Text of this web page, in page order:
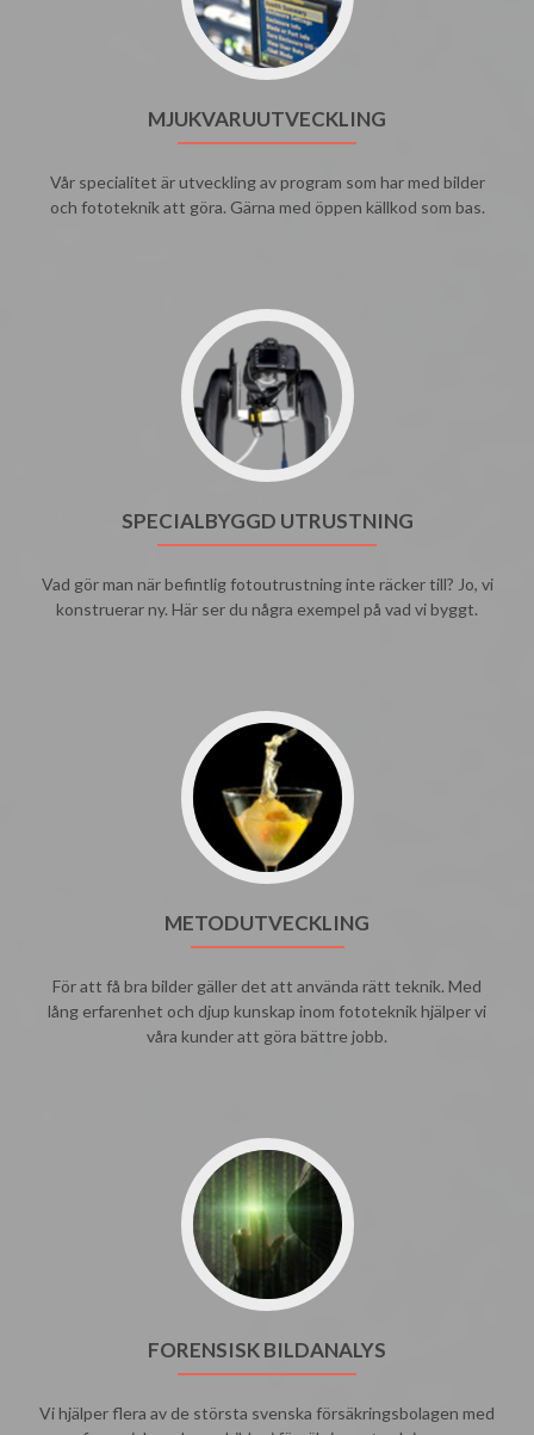
MJUKVARUUTVECKLING
Vår specialitet är utveckling av program som har med bilder
och fototeknik att göra. Gärna med öppen källkod som bas.
SPECIALBYGGD UTRUSTNING
Vad gör man när befintlig fotoutrustning inte räcker till? Jo, vi
konstruerar ny. Här ser du några exempel på vad vi byggt.
METODUTVECKLING
För att få bra bilder gäller det att använda rätt teknik. Med
lång erfarenhet och djup kunskap inom fototeknik hjälper vi
våra kunder att göra bättre jobb.
FORENSISK BILDANALYS
Vi hjälper flera av de största svenska försäkringsbolagen med